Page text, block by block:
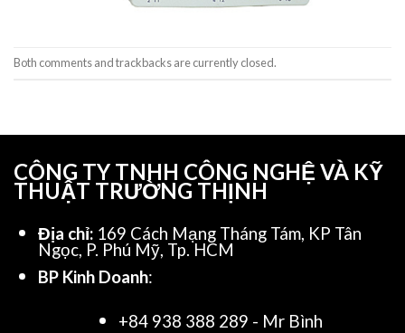
Both comments and trackbacks are currently closed.
CÔNG TY TNHH CÔNG NGHỆ VÀ KỸ
THUẬT TRƯỜNG THỊNH
Địa chỉ: 169 Cách Mạng Tháng Tám, KP Tân
Ngọc, P. Phú Mỹ, Tp. HCM
BP Kinh Doanh:
+84 938 388 289 - Mr Bình